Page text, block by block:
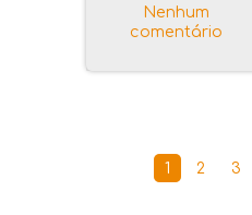
Nenhum
comentário
1 2 3